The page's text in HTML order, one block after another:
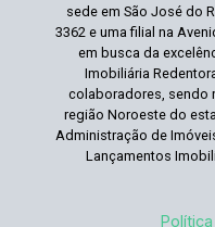
sede em São José do
3362 e uma filial na
em busca da
Imobiliária
colaboradores, sendo
região Noroeste do
Administração de
Lançamentos